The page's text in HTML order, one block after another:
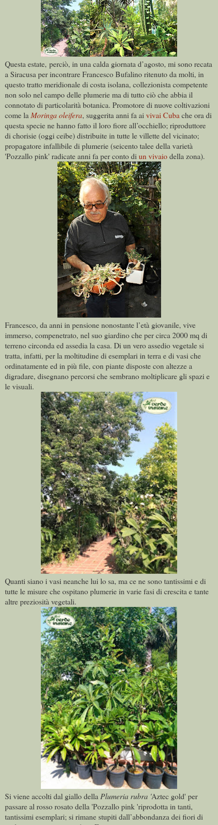
Questa estate, perciò, in una calda giornata d’agosto, mi sono recata
a Siracusa per incontrare Francesco Bufalino ritenuto da molti, in
questo tratto meridionale di costa isolana, collezionista competente
non solo nel campo delle plumerie ma di tutto ciò che abbia il
connotato di particolarità botanica. Promotore di nuove coltivazioni
come la Moringa oleifera, suggerita anni fa ai vivai Cuba che ora di
questa specie ne hanno fatto il loro fiore all’occhiello; riproduttore
di chorisie (oggi ceibe) distribuite in tutte le villette del vicinato;
propagatore infallibile di plumerie (seicento talee della varietà
'Pozzallo pink' radicate anni fa per conto di un vivaiodella zona).
Francesco, da anni in pensione nonostante l’età giovanile, vive
immerso, compenetrato, nel suo giardino che per circa 2000 mq di
terreno circonda ed assedia la casa. Di un vero assedio vegetale si
tratta, infatti, per la moltitudine di esemplari in terra e di vasi che
ordinatamente ed in più file, con piante disposte con altezze a
digradare, disegnano percorsi che sembrano moltiplicare gli spazi e
le visuali.
Quanti siano i vasi neanche lui lo sa, ma ce ne sono tantissimi e di
tutte le misure che ospitano plumerie in varie fasi di crescita e tante
altre preziosità vegetali.
Si viene accolti dal giallo della Plumeria rubra 'Aztec gold' per
passare al rosso rosato della 'Pozzallo pink 'riprodotta in tanti,
tantissimi esemplari; si rimane stupiti dall’abbondanza dei fiori di